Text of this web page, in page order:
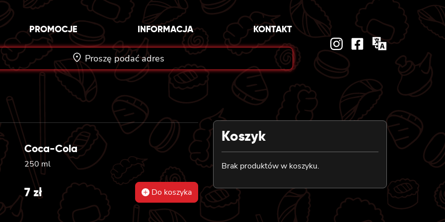
PROMOCJE INFORMACJA KONTAKT
Proszę podać adres
Coca-Cola
250 ml
7 zł Do koszyka
Koszyk
Brak produktów w koszyku.